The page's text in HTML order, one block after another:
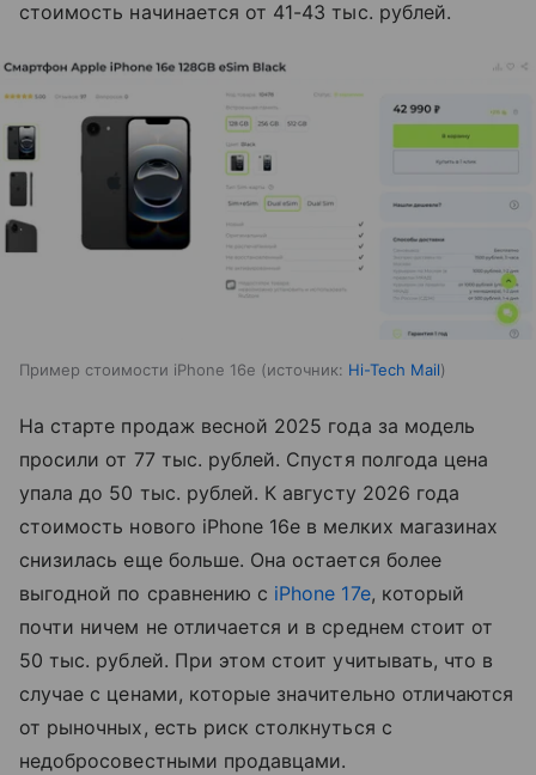
стоимость начинается от 41-43 тыс. рублей.
Пример стоимости iPhone 16e источник: Hi-Tech Mail
На старте продаж весной 2025 года за модель
просили от 77 тыс. рублей. Спустя полгода цена
упала до 50 тыс. рублей. К августу 2026 года
стоимость нового iPhone 16e в мелких магазинах
снизилась еще больше. Она остается более
выгодной по сравнению с iPhone 17e, который
почти ничем не отличается и в среднем стоит от
50 тыс. рублей. При этом стоит учитывать, что в
случае с ценами, которые значительно отличаются
от рыночных, есть риск столкнуться с
недобросовестными продавцами.